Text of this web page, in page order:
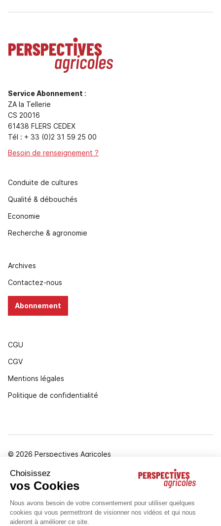
Service Abonnement :
ZA la Tellerie
CS 20016
61438 FLERS CEDEX
Tél : + 33 (0)2 31 59 25 00
Besoin de renseignement ?
Conduite de cultures
Qualité & débouchés
Economie
Recherche & agronomie
Archives
Contactez-nous
Abonnement
CGU
CGV
Mentions légales
Politique de confidentialité
© 2026 Perspectives Agricoles